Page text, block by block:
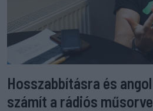
Hosszabbításra és
számít a rádiós